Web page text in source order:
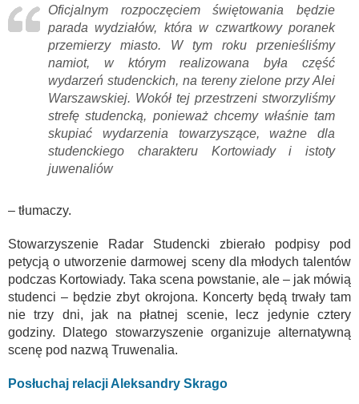
Oficjalnym rozpoczęciem świętowania będzie
parada wydziałów, która w czwartkowy poranek
przemierzy miasto. W tym roku przenieśliśmy
namiot, w którym realizowana była część
wydarzeń studenckich, na tereny zielone przy Alei
Warszawskiej. Wokół tej przestrzeni stworzyliśmy
strefę studencką, ponieważ chcemy właśnie tam
skupiać wydarzenia towarzyszące, ważne dla
studenckiego charakteru Kortowiady i istoty
juwenaliów
– tłumaczy.
Stowarzyszenie Radar Studencki zbierało podpisy pod
petycją o utworzenie darmowej sceny dla młodych talentów
podczas Kortowiady. Taka scena powstanie, ale – jak mówią
studenci – będzie zbyt okrojona. Koncerty będą trwały tam
nie trzy dni, jak na płatnej scenie, lecz jedynie cztery
godziny. Dlatego stowarzyszenie organizuje alternatywną
scenę pod nazwą Truwenalia.
Posłuchaj relacji Aleksandry Skrago